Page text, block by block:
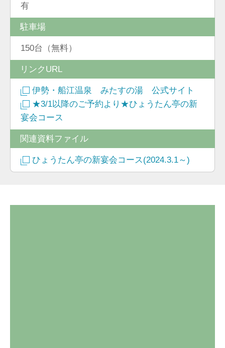
有
駐車場
150台（無料）
リンクURL
伊勢・船江温泉 みたすの湯 公式サイト
★3/1以降のご予約より★ひょうたん亭の新
宴会コース
関連資料ファイル
ひょうたん亭の新宴会コース(2024.3.1～)